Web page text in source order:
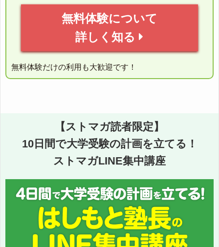
無料体験について
詳しく知る
無料体験だけの利用も大歓迎です！
【ストマガ読者限定】
10日間で大学受験の計画を立てる！
ストマガLINE集中講座